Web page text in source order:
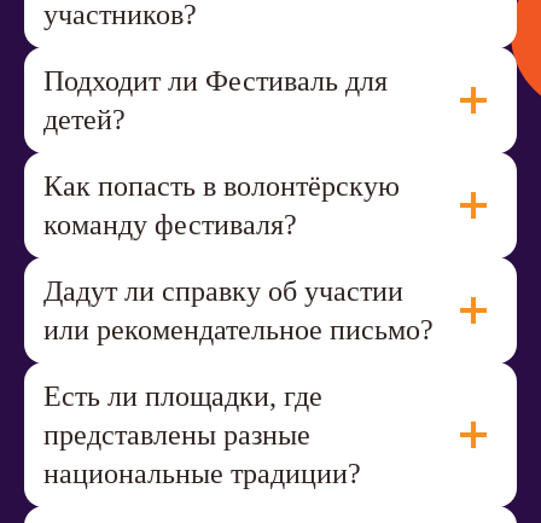
участников?
Подходит ли Фестиваль для
детей?
Как попасть в волонтёрскую
команду фестиваля?
Дадут ли справку об участии
или рекомендательное письмо?
Есть ли площадки, где
представлены разные
национальные традиции?